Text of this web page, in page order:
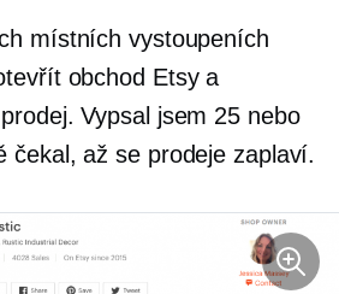
místních vystoupeních
obchod Etsy a
Vypsal jsem 25 nebo
čekal, až se prodeje zaplaví.